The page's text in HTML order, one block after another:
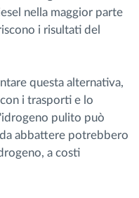
nella maggior parte
i risultati del
questa alternativa,
i trasporti e lo
pulito può
abbattere potrebbero
a costi